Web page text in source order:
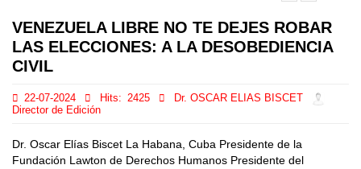
VENEZUELA LIBRE NO TE DEJES ROBAR
LAS ELECCIONES: A LA DESOBEDIENCIA
CIVIL
22-07-2024 Hits: 2425
Dr. OSCAR ELIAS BISCET
Director de Edición
Dr. Oscar Elías Biscet La Habana, Cuba Presidente de la
Fundación Lawton de Derechos Humanos Presidente del